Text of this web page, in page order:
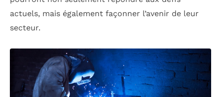
actuels, mais également façonner l’avenir de leur
secteur.